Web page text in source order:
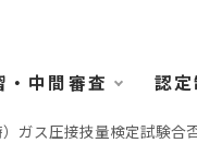
・中間審査 認定
ガス圧接技量検定試験合